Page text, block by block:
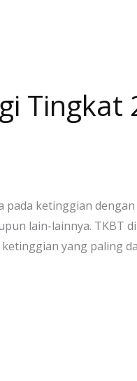
Tingkat
pada ketinggian dengan
lain-lainnya. TKBT
yang paling